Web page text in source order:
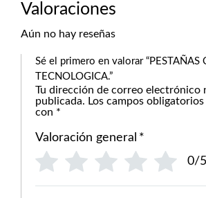
Valoraciones
Aún no hay reseñas
Sé el primero en valorar “PESTAÑAS
TECNOLOGICA.”
Tu dirección de correo electrónico
publicada. Los campos
con *
Valoración general *
0/5